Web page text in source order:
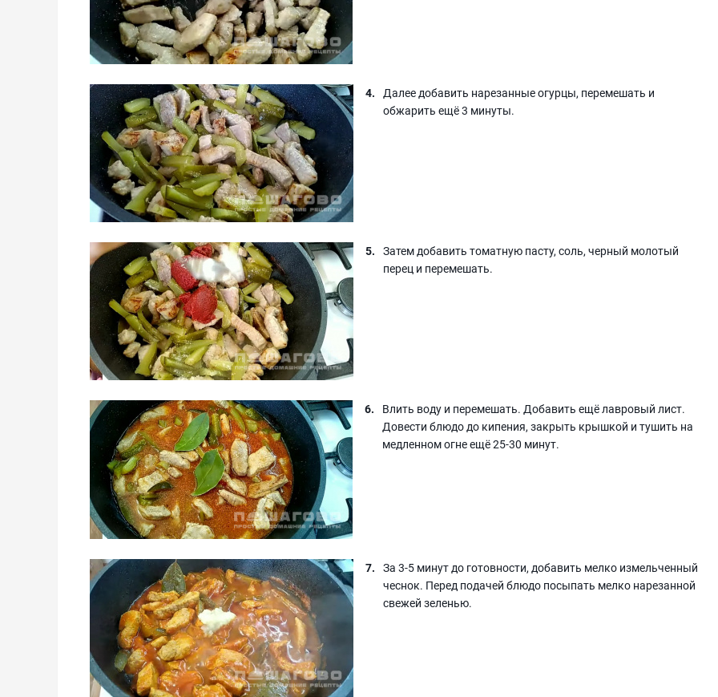
Далее добавить нарезанные огурцы, перемешать и
обжарить ещё 3 минуты.
Затем добавить томатную пасту, соль, черный молотый
перец и перемешать.
Влить воду и перемешать. Добавить ещё лавровый лист.
Довести блюдо до кипения, закрыть крышкой и тушить на
медленном огне ещё 25-30 минут.
За 3-5 минут до готовности, добавить мелко измельченный
чеснок. Перед подачей блюдо посыпать мелко нарезанной
свежей зеленью.